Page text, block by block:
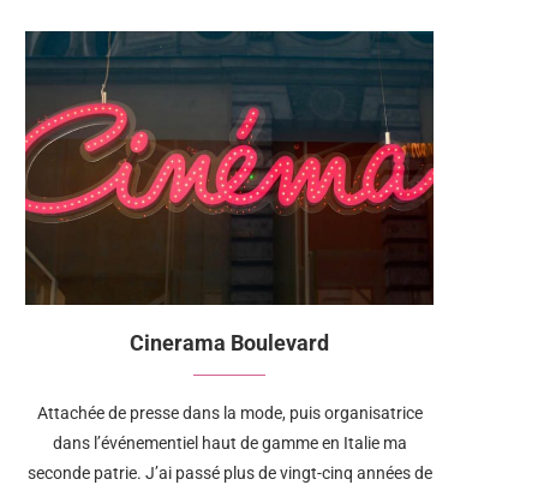
Cinerama Boulevard
Attachée de presse dans la mode, puis organisatrice
dans l’événementiel haut de gamme en Italie ma
seconde patrie. J’ai passé plus de vingt-cinq années de